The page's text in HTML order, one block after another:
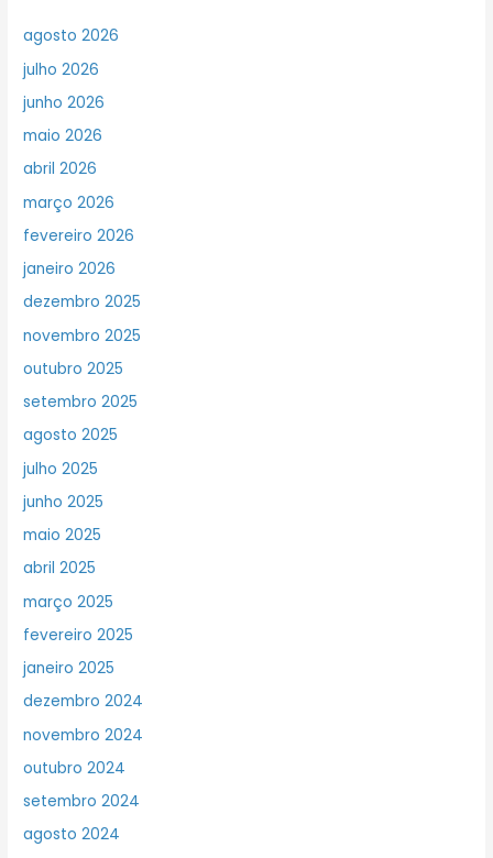
agosto 2026
julho 2026
junho 2026
maio 2026
abril 2026
março 2026
fevereiro 2026
janeiro 2026
dezembro 2025
novembro 2025
outubro 2025
setembro 2025
agosto 2025
julho 2025
junho 2025
maio 2025
abril 2025
março 2025
fevereiro 2025
janeiro 2025
dezembro 2024
novembro 2024
outubro 2024
setembro 2024
agosto 2024